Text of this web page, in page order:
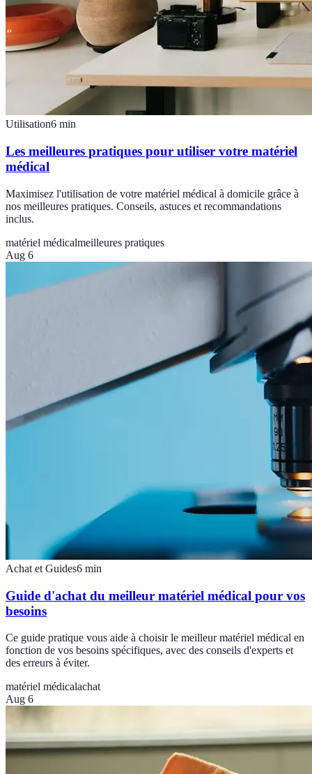
Utilisation6 min
Les meilleures pratiques pour utiliser votre matériel
médical
Maximisez l'utilisation de votre matériel médical à domicile grâce à
nos meilleures pratiques. Conseils, astuces et recommandations
inclus.
matériel médicalmeilleures pratiques
Aug 6
Achat et Guides6 min
Guide d'achat du meilleur matériel médical pour vos
besoins
Ce guide pratique vous aide à choisir le meilleur matériel médical en
fonction de vos besoins spécifiques, avec des conseils d'experts et
des erreurs à éviter.
matériel médicalachat
Aug 6